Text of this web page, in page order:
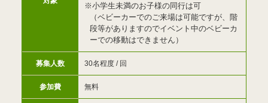
※小学生未満のお子様の同行は可
（ベビーカーでのご来場は可能ですが、階
段等がありますのでイベント中のベビーカ
ーでの移動はできません）
募集人数 30名程度 / 回
参加費 無料